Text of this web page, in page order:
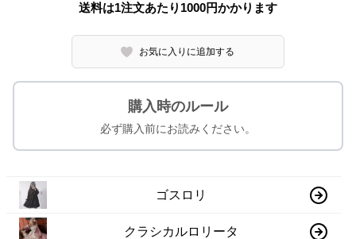
送料は1注文あたり 1000円かかります
お気に入りに追加する
購入時のルール
必ず購入前にお読みください。
ゴスロリ
クラシカルロリータ